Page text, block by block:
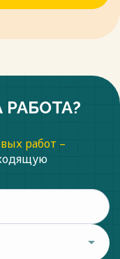
работ –